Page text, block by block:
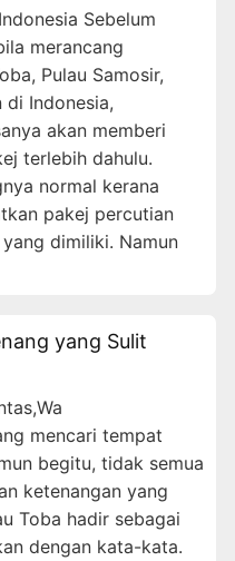
Sebelum
merancang
Pulau Samosir,
di Indonesia,
akan memberi
terlebih dahulu.
normal kerana
pakej percutian
dimiliki. Namun
yang Sulit
mencari tempat
begitu, tidak semua
ketenangan yang
Toba hadir sebagai
dengan kata-kata.